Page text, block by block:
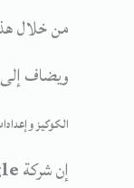
من خلال
ويضاف إلى
الكوكيز
إن شركة